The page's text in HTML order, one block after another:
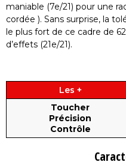
maniable (7e/21) pour une
cordée ). Sans surprise, la
le plus fort de ce cadre de
d’effets (21e/21).
Les +
Toucher
Précision
Contrôle